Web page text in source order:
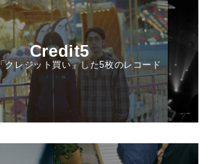
Credit5
クレジット買い」した5枚のレコード